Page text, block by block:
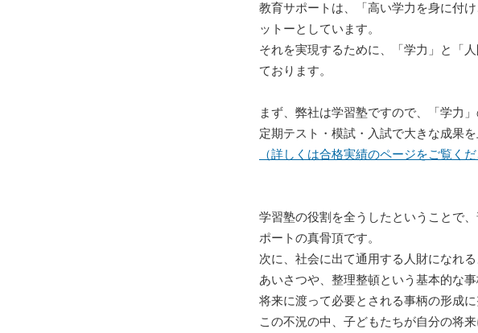
教育サポートは、「高い学力を身に付
ットーとしています。
それを実現するために、「学力」と「
ております。
まず、弊社は学習塾ですので、「学力
定期テスト・模試・入試で大きな成果を
（詳しくは合格実績のページをご覧くだ
学習塾の役割を全うしたということで
ポートの真骨頂です。
次に、社会に出て通用する人財になれ
あいさつや、整理整頓という基本的な
将来に渡って必要とされる事柄の形成に
この不況の中、子どもたちが自分の将